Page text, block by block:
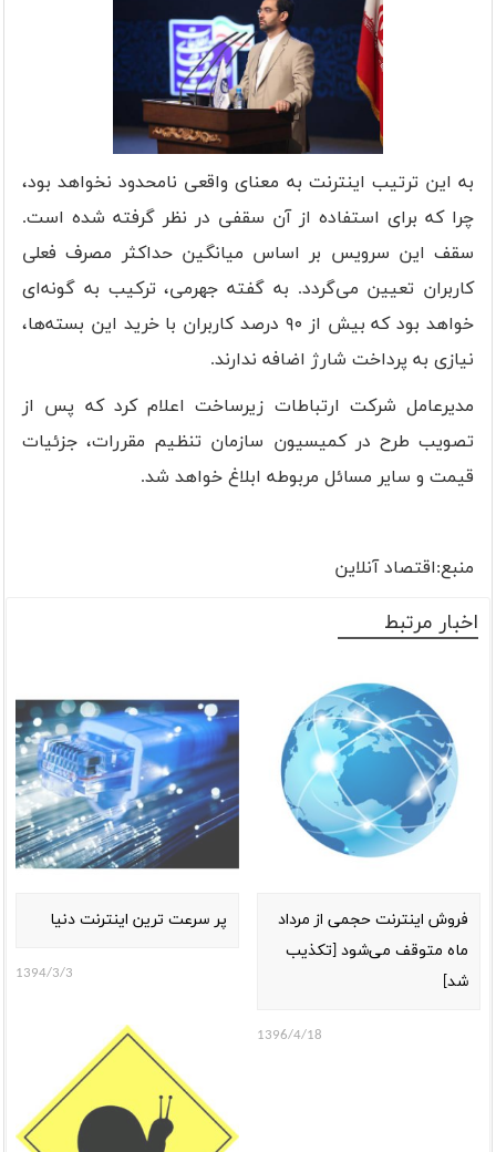
به این ترتیب اینترنت به معنای واقعی نامحدود نخواهد بود،
چرا که برای استفاده از آن سقفی در نظر گرفته شده است.
سقف این سرویس بر اساس میانگین حداکثر مصرف فعلی
کاربران تعیین می‌گردد. به گفته جهرمی، ترکیب به گونه‌ای
خواهد بود که بیش از ۹۰ درصد کاربران با خرید این بسته‌ها،
نیازی به پرداخت شارژ اضافه ندارند.
مدیرعامل شرکت ارتباطات زیرساخت اعلام کرد که پس از
تصویب طرح در کمیسیون سازمان تنظیم مقررات، جزئیات
قیمت و سایر مسائل مربوطه ابلاغ خواهد شد.
منبع:اقتصاد آنلاین
اخبار مرتبط
فروش اینترنت حجمی از مرداد
ماه متوقف می‌شود [تکذیب
شد]
1396/4/18
پر سرعت ترین اینترنت دنیا
1394/3/3